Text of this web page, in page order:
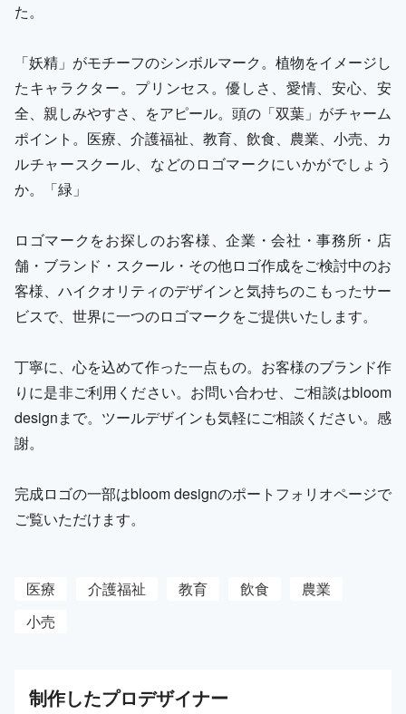
た。
「妖精」がモチーフのシンボルマーク。植物をイメージし
たキャラクター。プリンセス。優しさ、愛情、安心、安
全、親しみやすさ、をアピール。頭の「双葉」がチャーム
ポイント。医療、介護福祉、教育、飲食、農業、小売、カ
ルチャースクール、などのロゴマークにいかがでしょう
か。「緑」
ロゴマークをお探しのお客様、企業・会社・事務所・店
舗・ブランド・スクール・その他ロゴ作成をご検討中のお
客様、ハイクオリティのデザインと気持ちのこもったサー
ビスで、世界に一つのロゴマークをご提供いたします。
丁寧に、心を込めて作った一点もの。お客様のブランド作
りに是非ご利用ください。お問い合わせ、ご相談はbloom
designまで。ツールデザインも気軽にご相談ください。感
謝。
完成ロゴの一部はbloom designのポートフォリオページで
ご覧いただけます。
医療 介護福祉 教育 飲食
農業
小売
制作したプロデザイナー